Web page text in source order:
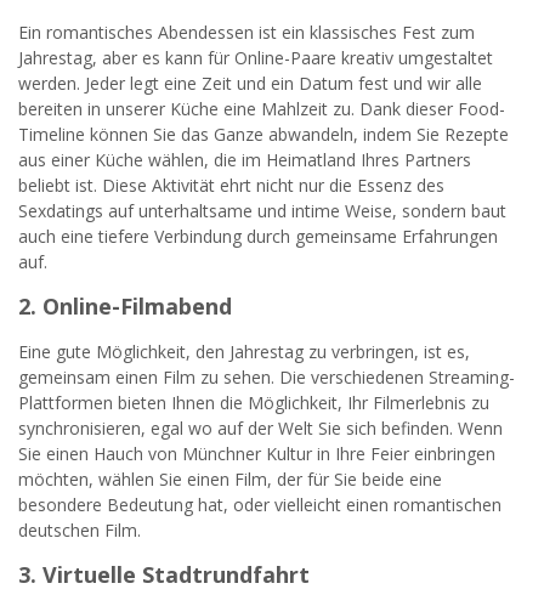
Ein romantisches Abendessen ist ein klassisches Fest zum
Jahrestag, aber es kann für Online-Paare kreativ umgestaltet
werden. Jeder legt eine Zeit und ein Datum fest und wir alle
bereiten in unserer Küche eine Mahlzeit zu. Dank dieser Food-
Timeline können Sie das Ganze abwandeln, indem Sie Rezepte
aus einer Küche wählen, die im Heimatland Ihres Partners
beliebt ist. Diese Aktivität ehrt nicht nur die Essenz des
Sexdatings auf unterhaltsame und intime Weise, sondern baut
auch eine tiefere Verbindung durch gemeinsame Erfahrungen
auf.
2. Online-Filmabend
Eine gute Möglichkeit, den Jahrestag zu verbringen, ist es,
gemeinsam einen Film zu sehen. Die verschiedenen Streaming-
Plattformen bieten Ihnen die Möglichkeit, Ihr Filmerlebnis zu
synchronisieren, egal wo auf der Welt Sie sich befinden. Wenn
Sie einen Hauch von Münchner Kultur in Ihre Feier einbringen
möchten, wählen Sie einen Film, der für Sie beide eine
besondere Bedeutung hat, oder vielleicht einen romantischen
deutschen Film.
3. Virtuelle Stadtrundfahrt